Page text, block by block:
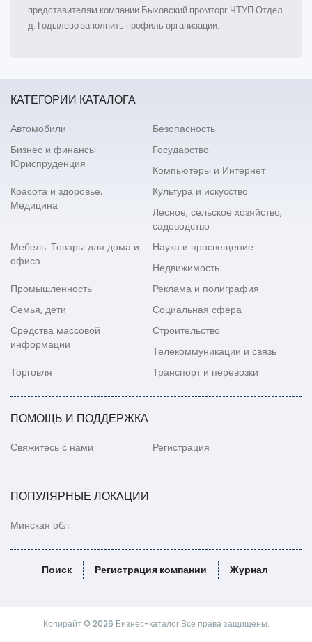
представителям компании Быховский промторг ЧТУП Отдел
д. Годылево заполнить профиль организации.
КАТЕГОРИИ КАТАЛОГА
Автомобили
Безопасность
Бизнес и финансы.
Юриспруденция
Государство
Компьютеры и Интернет
Красота и здоровье.
Медицина
Культура и искусство
Лесное, сельское хозяйство,
садоводство
Мебель. Товары для дома и
офиса
Наука и просвещение
Недвижимость
Промышленность
Реклама и полиграфия
Семья, дети
Социальная сфера
Средства массовой
информации
Строительство
Телекоммуникации и связь
Торговля
Транспорт и перевозки
ПОМОЩЬ И ПОДДЕРЖКА
Свяжитесь с нами Регистрация
ПОПУЛЯРНЫЕ ЛОКАЦИИ
Минская обл.
Поиск Регистрация компании Журнал
Копирайт © 2026 Бизнес-каталог Все права защищены.